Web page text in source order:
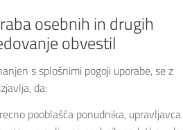
osebnih in drugih
obvestil
s splošnimi pogoji uporabe, se z
da:
pooblašča ponudnika, upravljavca